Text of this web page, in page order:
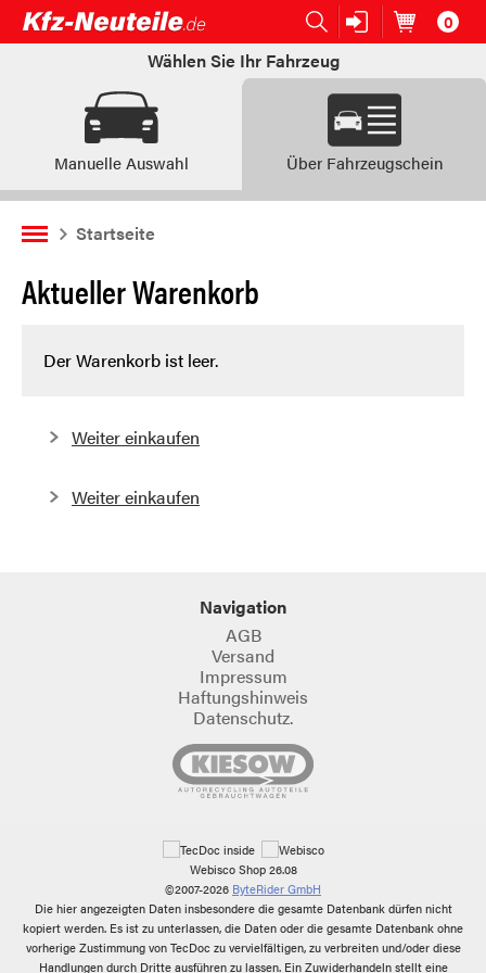
Open submenu (Ersatzteile:)
Ersatzteile: Artikel im
0
Wählen Sie Ihr Fahrzeug
Manuelle Auswahl Über Fahrzeugschein
Startseite
Aktueller Warenkorb
Der Warenkorb ist leer.
Weiter einkaufen
Weiter einkaufen
Navigation
AGB
Versand
Impressum
Haftungshinweis
Datenschutz.
Webisco Shop 26.08
©2007-2026 ByteRider GmbH
Die hier angezeigten Daten insbesondere die gesamte Datenbank dürfen nicht
kopiert werden. Es ist zu unterlassen, die Daten oder die gesamte Datenbank ohne
vorherige Zustimmung von TecDoc zu vervielfältigen, zu verbreiten und/oder diese
Handlungen durch Dritte ausführen zu lassen. Ein Zuwiderhandeln stellt eine